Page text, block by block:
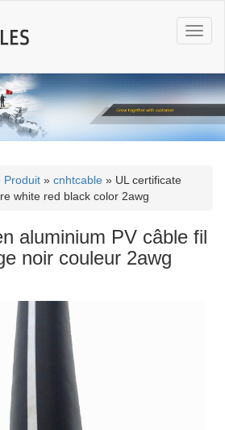
T
o
g
l
n
a
i
Produit » cnhtcable » UL certificate
white red black color 2awg
aluminium PV câble fil
noir couleur 2awg